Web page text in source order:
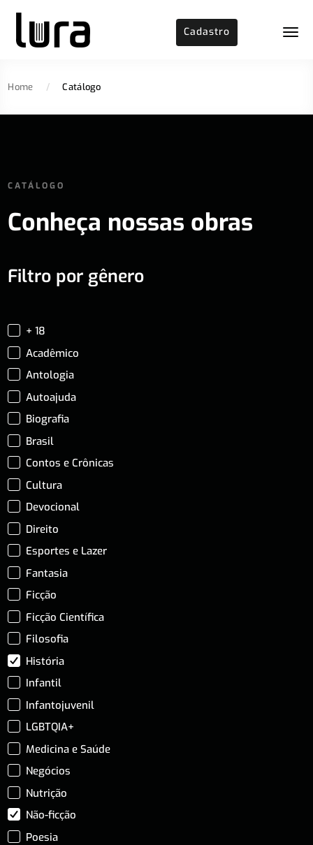
Cadastro
Home / Catálogo
CATÁLOGO
Conheça nossas obras
Filtro por gênero
+ 18
Acadêmico
Antologia
Autoajuda
Biografia
Brasil
Contos e Crônicas
Cultura
Devocional
Direito
Esportes e Lazer
Fantasia
Ficção
Ficção Científica
Filosofia
História
Infantil
Infantojuvenil
LGBTQIA+
Medicina e Saúde
Negócios
Nutrição
Não-ficção
Poesia